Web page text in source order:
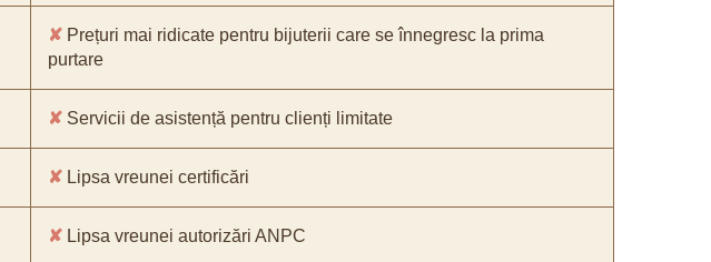
✘ Prețuri mai ridicate pentru bijuterii care se înnegresc la prima
purtare
✘ Servicii de asistență pentru clienți limitate
✘ Lipsa vreunei certificări
✘ Lipsa vreunei autorizări ANPC